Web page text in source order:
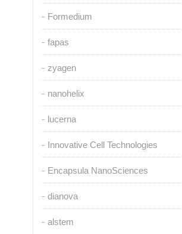
Formedium
fapas
zyagen
nanohelix
lucerna
Innovative Cell Technologies
Encapsula NanoSciences
dianova
alstem